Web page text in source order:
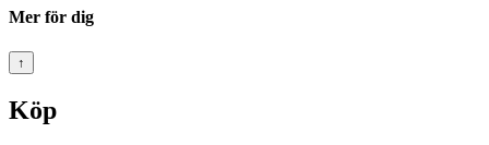
Mer för dig
↑
Köp